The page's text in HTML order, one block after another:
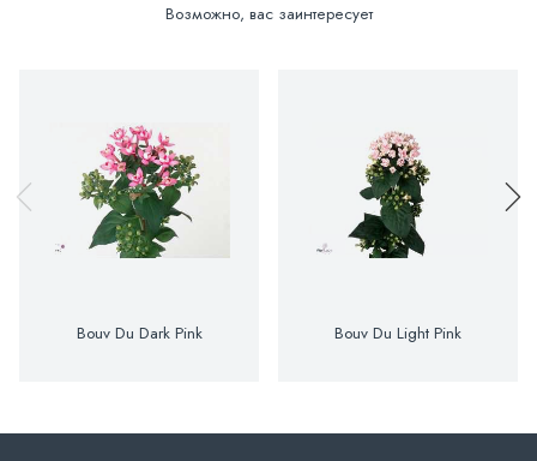
Возможно, вас заинтересует
Bouv Du Dark Pink Bouv Du Light Pink